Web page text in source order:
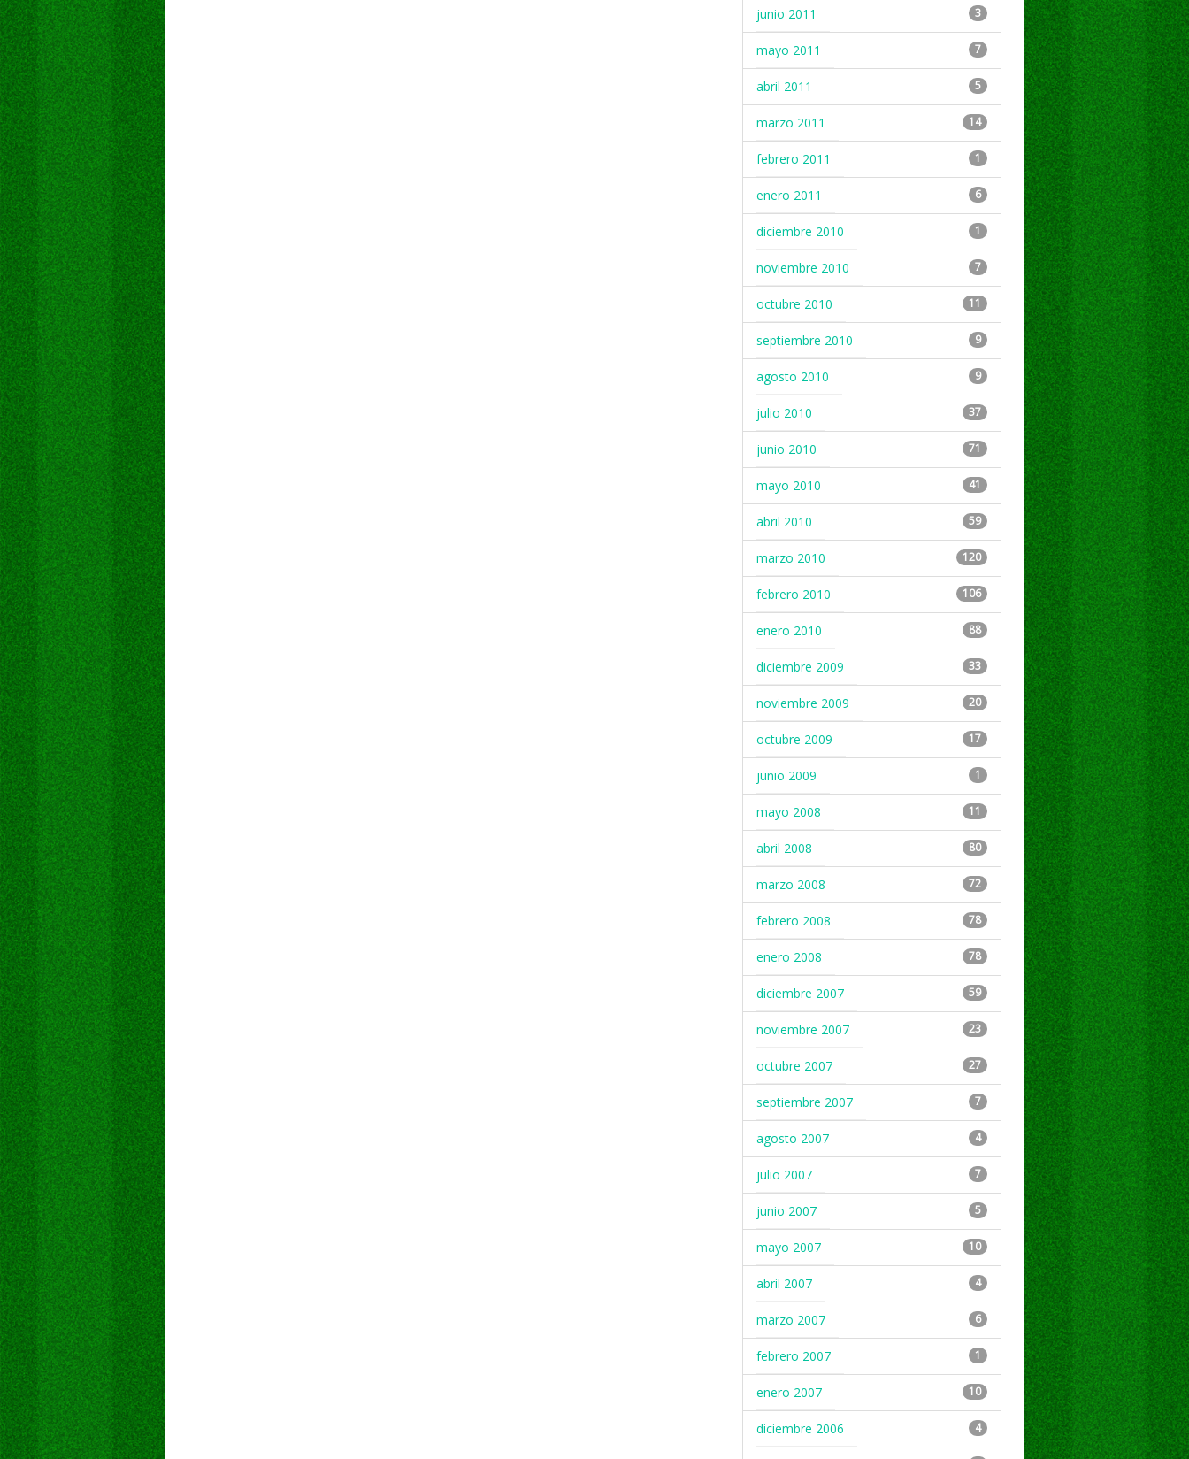
junio 2011 3
mayo 2011 7
abril 2011 5
marzo 2011 14
febrero 2011 1
enero 2011 6
diciembre 2010 1
noviembre 2010 7
octubre 2010 11
septiembre 2010 9
agosto 2010 9
julio 2010 37
junio 2010 71
mayo 2010 41
abril 2010 59
marzo 2010 120
febrero 2010 106
enero 2010 88
diciembre 2009 33
noviembre 2009 20
octubre 2009 17
junio 2009 1
mayo 2008 11
abril 2008 80
marzo 2008 72
febrero 2008 78
enero 2008 78
diciembre 2007 59
noviembre 2007 23
octubre 2007 27
septiembre 2007 7
agosto 2007 4
julio 2007 7
junio 2007 5
mayo 2007 10
abril 2007 4
marzo 2007 6
febrero 2007 1
enero 2007 10
diciembre 2006 4